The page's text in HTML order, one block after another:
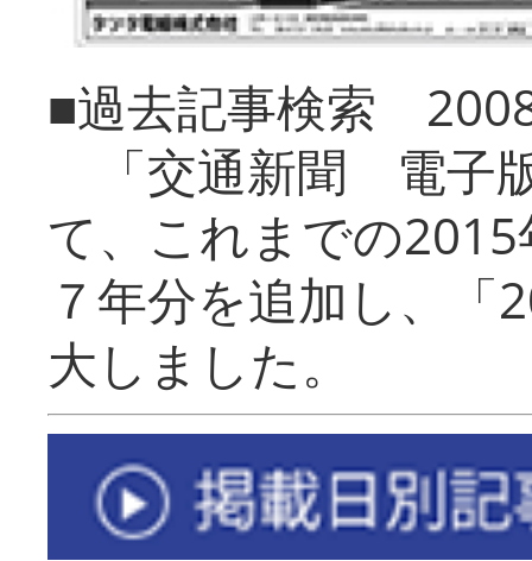
■過去記事検索
「交通新聞 電子
て、これまでの
７年分を追加し、「
大しまし